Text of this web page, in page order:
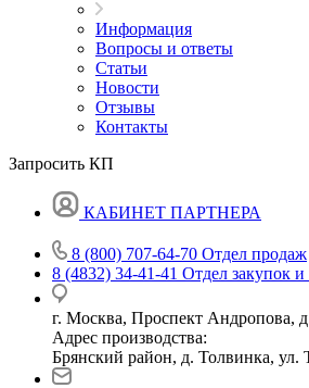
Информация
Вопросы и ответы
Статьи
Новости
Отзывы
Контакты
Запросить КП
КАБИНЕТ ПАРТНЕРА
8 (800) 707-64-70 Отдел продаж
8 (4832) 34-41-41 Отдел закупок
г. Москва, Проспект Андропова,
Адрес производства:
Брянский район, д. Толвинка, ул.